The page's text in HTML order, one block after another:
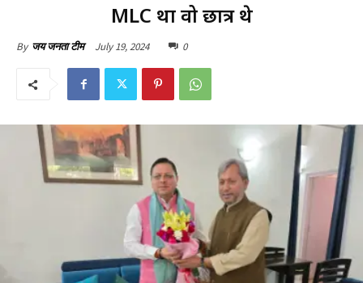
MLC था वो छात्र थे
By जय जनता टीम July 19, 2024 0